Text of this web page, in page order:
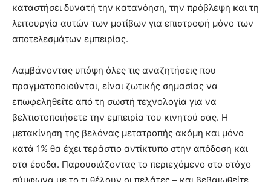
καταστήσει δυνατή την κατανόηση, την πρόβλεψη και τη
λειτουργία αυτών των μοτίβων για επιστροφή μόνο των
αποτελεσμάτων εμπειρίας.
Λαμβάνοντας υπόψη όλες τις αναζητήσεις που
πραγματοποιούνται, είναι ζωτικής σημασίας να
επωφεληθείτε από τη σωστή τεχνολογία για να
βελτιστοποιήσετε την εμπειρία του κινητού σας. Η
μετακίνηση της βελόνας μετατροπής ακόμη και μόνο
κατά 1% θα έχει τεράστιο αντίκτυπο στην απόδοση και
στα έσοδα. Παρουσιάζοντας το περιεχόμενο στο στόχο